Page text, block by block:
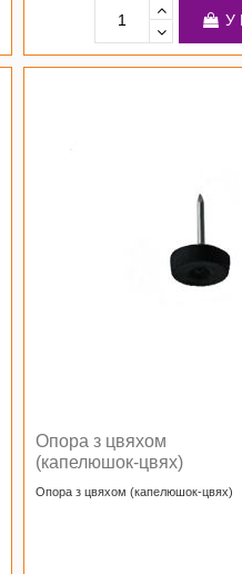
У
Опора з цвяхом
(капелюшок-цвях)
Опора з цвяхом (капелюшок-цвях)